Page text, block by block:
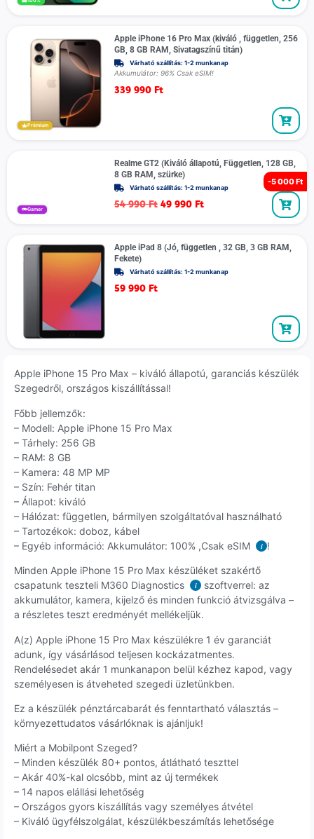
Prémium
Apple iPhone 16 Pro Max (kiváló , független, 256
GB, 8 GB RAM, Sivatagszínű titán)
Várható szállítás: 1-2 munkanap
Akkumulátor: 96% Csak eSIM!
339 990 Ft
-5 000 Ft
Gamer
Realme GT2 (Kiváló állapotú, Független, 128 GB,
8 GB RAM, szürke)
Várható szállítás: 1-2 munkanap
54 990Ft 49 990 Ft
Apple iPad 8 (Jó, független , 32 GB, 3 GB RAM,
Fekete)
Várható szállítás: 1-2 munkanap
59 990 Ft
Apple iPhone 15 Pro Max – kiváló állapotú, garanciás készülék
Szegedről, országos kiszállítással!
Főbb jellemzők:
– Modell: Apple iPhone 15 Pro Max
– Tárhely: 256 GB
– RAM: 8 GB
– Kamera: 48 MP MP
– Szín: Fehér titan
– Állapot: kiváló
– Hálózat: független, bármilyen szolgáltatóval használható
– Tartozékok: doboz, kábel
– Egyéb információ: Akkumulátor: 100% ,Csak eSIM
i !
Minden Apple iPhone 15 Pro Max készüléket szakértő
csapatunk teszteli M360 Diagnostics
i
szoftverrel: az
akkumulátor, kamera, kijelző és minden funkció átvizsgálva –
a részletes teszt eredményét mellékeljük.
A(z) Apple iPhone 15 Pro Max készülékre 1 év garanciát
adunk, így vásárlásod teljesen kockázatmentes.
Rendelésedet akár 1 munkanapon belül kézhez kapod, vagy
személyesen is átveheted szegedi üzletünkben.
Ez a készülék pénztárcabarát és fenntartható választás –
környezettudatos vásárlóknak is ajánljuk!
Miért a Mobilpont Szeged?
– Minden készülék 80+ pontos, átlátható teszttel
– Akár 40%-kal olcsóbb, mint az új termékek
– 14 napos elállási lehetőség
– Országos gyors kiszállítás vagy személyes átvétel
– Kiváló ügyfélszolgálat, készülékbeszámítás lehetősége